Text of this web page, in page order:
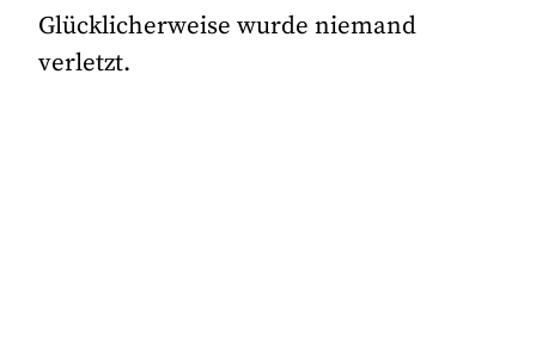
Glücklicherweise wurde niemand
verletzt.